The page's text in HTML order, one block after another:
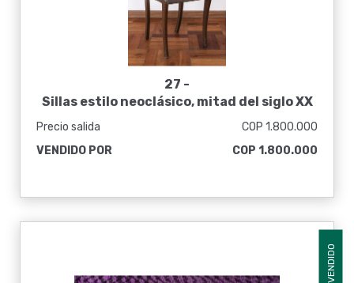
27 -
Sillas estilo neoclásico, mitad del siglo XX
Precio salida
COP 1.800.000
VENDIDO POR
COP 1.800.000
VENDIDO